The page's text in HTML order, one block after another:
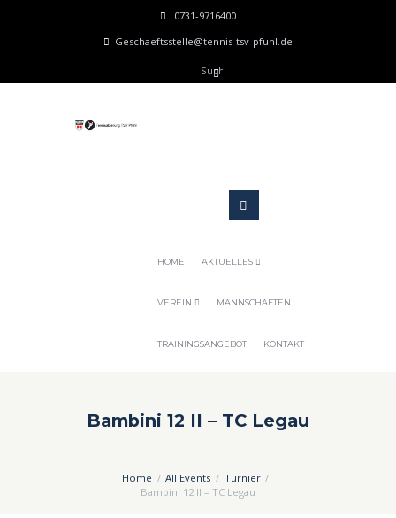
0731-9716400
Geschaeftsstelle@tennis-tsv-pfuhl.de
HOME AKTUELLES
VEREIN MANNSCHAFTEN
TRAININGSANGEBOT KONTAKT
Bambini 12 II – TC Legau
Home All Events
Turnier
Bambini 12 II – TC Legau